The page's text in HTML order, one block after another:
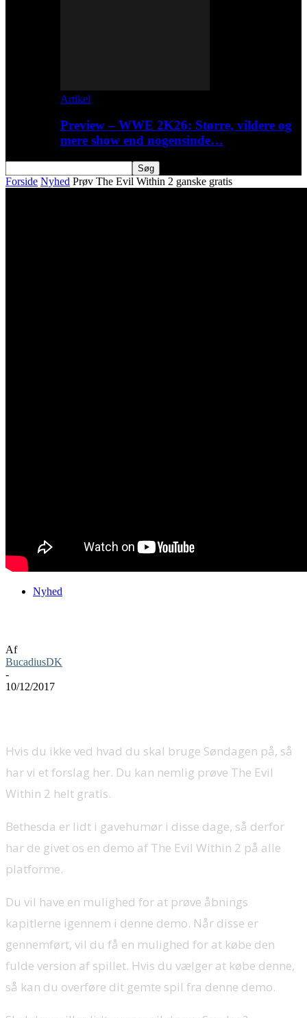
Artikel
Preview – WWE 2K26: Større, vildere og
mere show end nogensinde…
Forside Nyhed Prøv The Evil Within 2 ganske gratis
Nyhed
Af
BucadiusDK
-
10/12/2017
Hvis du ikke ved hvad du skal bruge Søndagen på, så
har vi et forslag her. Du kan nemlig prøve The Evil
Within 2 helt gratis.
Bethesda er lidt i gavehumør i disse dage, så derfor
har de givet os en demo af The Evil Within 2 på alle
platforme.
Du vil have en mulighed for at prøve åbnings
kapitlerne igennem i denne demo. Når disse er
gennemført, vil du få en mulighed for at købe den
fulde version af spillet. Hvis du vælger at købe denne,
så kan du overføre dit gemte spil fra denne demo.